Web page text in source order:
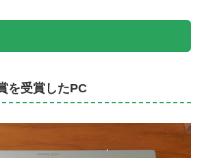
を受賞したPC